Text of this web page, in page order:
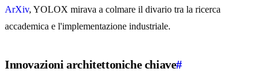
ArXiv, YOLOX mirava a colmare il divario tra la ricerca
accademica e l'implementazione industriale.
Innovazioni architettoniche chiave#